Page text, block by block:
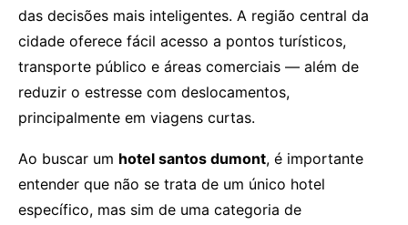
das decisões mais inteligentes. A região central da
cidade oferece fácil acesso a pontos turísticos,
transporte público e áreas comerciais — além de
reduzir o estresse com deslocamentos,
principalmente em viagens curtas.
Ao buscar um hotel santos dumont, é importante
entender que não se trata de um único hotel
específico, mas sim de uma categoria de